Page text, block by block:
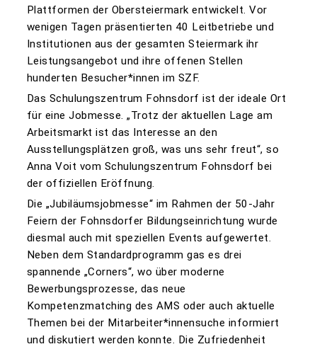
Plattformen der Obersteiermark entwickelt. Vor
wenigen Tagen präsentierten 40 Leitbetriebe und
Institutionen aus der gesamten Steiermark ihr
Leistungsangebot und ihre offenen Stellen
hunderten Besucher*innen im SZF.
Das Schulungszentrum Fohnsdorf ist der ideale Ort
für eine Jobmesse. „Trotz der aktuellen Lage am
Arbeitsmarkt ist das Interesse an den
Ausstellungsplätzen groß, was uns sehr freut“, so
Anna Voit vom Schulungszentrum Fohnsdorf bei
der offiziellen Eröffnung.
Die „Jubiläumsjobmesse“ im Rahmen der 50-Jahr
Feiern der Fohnsdorfer Bildungseinrichtung wurde
diesmal auch mit speziellen Events aufgewertet.
Neben dem Standardprogramm gas es drei
spannende „Corners“, wo über moderne
Bewerbungsprozesse, das neue
Kompetenzmatching des AMS oder auch aktuelle
Themen bei der Mitarbeiter*innensuche informiert
und diskutiert werden konnte. Die Zufriedenheit